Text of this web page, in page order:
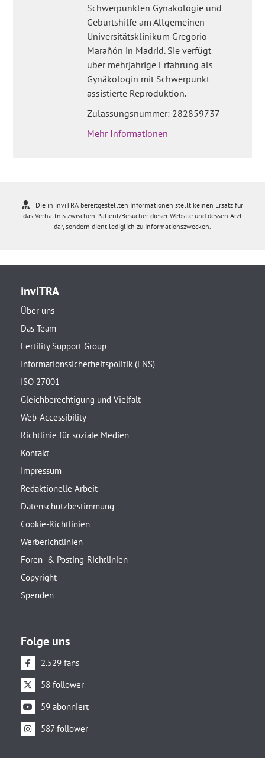
Schwerpunkten Gynäkologie und
Geburtshilfe am Allgemeinen
Universitätsklinikum Gregorio
Marañón in Madrid. Sie verfügt
über mehrjährige Erfahrung als
Gynäkologin mit Schwerpunkt
assistierte Reproduktion.
Zulassungsnummer: 282859737
Mehr Informationen
Die in inviTRA bereitgestellten Informationen stellt keinen Ersatz für
das Verhältnis zwischen Patient/Besucher dieser Website und dessen Arzt
dar, sondern dient lediglich zu Informationszwecken.
inviTRA
Über uns
Das Team
Fertility Support Group
Informationssicherheitspolitik (ENS)
ISO 27001
Gleichberechtigung und Vielfalt
Web-Accessibility
Richtlinie für soziale Medien
Kontakt
Impressum
Redaktionelle Arbeit
Datenschutzbestimmung
Cookie-Richtlinien
Werberichtlinien
Foren- & Posting-Richtlinien
Copyright
Spenden
Folge uns
2.529 fans
58 follower
59 abonniert
587 follower